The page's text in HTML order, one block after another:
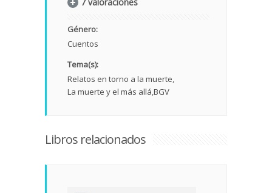
7 valoraciones
Género:
Cuentos
Tema(s):
Relatos en torno a la muerte
La muerte y el más allá BGV
Libros relacionados